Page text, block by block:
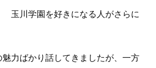
玉川学園を好きになる人がさらに
力ばかり話してきましたが、一方